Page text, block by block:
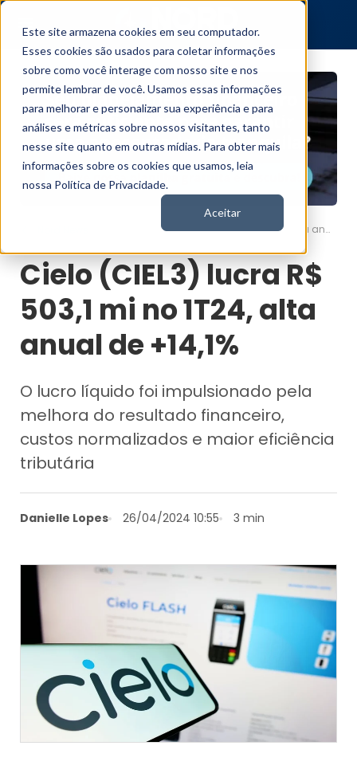
Este site armazena cookies em seu computador.
Esses cookies são usados para coletar informações
sobre como você interage com nosso site e nos
permite lembrar de você. Usamos essas informações
para melhorar e personalizar sua experiência e para
análises e métricas sobre nossos visitantes, tanto
nesse site quanto em outras mídias. Para obter mais
informações sobre os cookies que usamos, leia
nossa Política de Privacidade.
Aceitar
Cielo (CIEL3) lucra R$ 503,1 mi no 1T24, alta anual de +14,1%
Cielo (CIEL3) lucra R$
503,1 mi no 1T24, alta
anual de +14,1%
O lucro líquido foi impulsionado pela
melhora do resultado financeiro,
custos normalizados e maior eficiência
tributária
Danielle Lopes 26/04/2024 10:55 3 min